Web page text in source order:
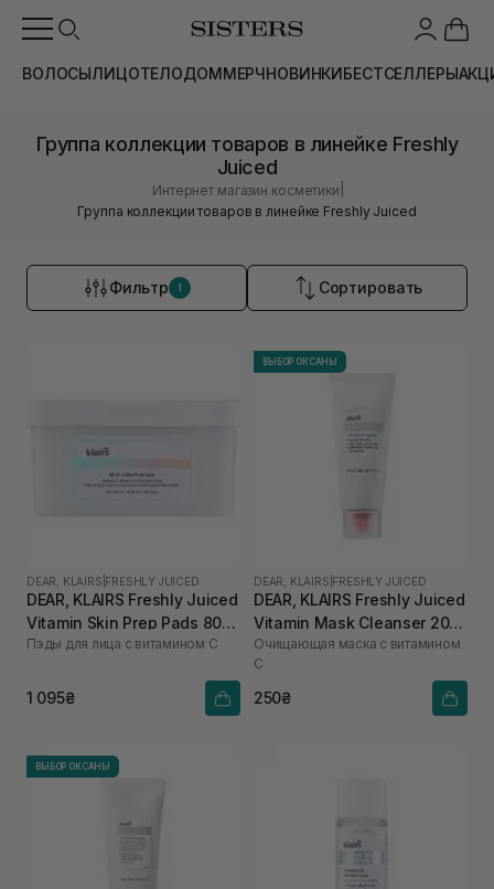
ВОЛОСЫЛИЦОТЕЛОДОММЕРЧНОВИНКИБЕСТСЕЛЛЕРЫ
Группа коллекции товаров в линейке Freshly
Juiced
Интернет магазин косметики
Группа коллекции товаров в линейке Freshly Juiced
Фильтр 1 Сортировать
DEAR, KLAIRS FRESHLY JUICED
DEAR, KLAIRS Freshly Juiced
Vitamin Skin Prep Pads 80
шт
Пэды для лица с витамином C
1 095₴
ВЫБОР ОКСАНЫ
DEAR, KLAIRS FRESHLY JUICED
DEAR, KLAIRS Freshly Juiced
Vitamin Mask Cleanser 20
мл
Очищающая маска с витамином
C
250₴
ВЫБОР ОКСАНЫ